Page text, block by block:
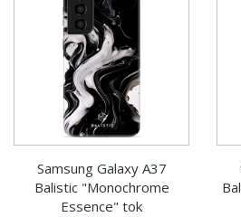
Samsung Galaxy A37
Balistic "Monochrome
Essence" tok